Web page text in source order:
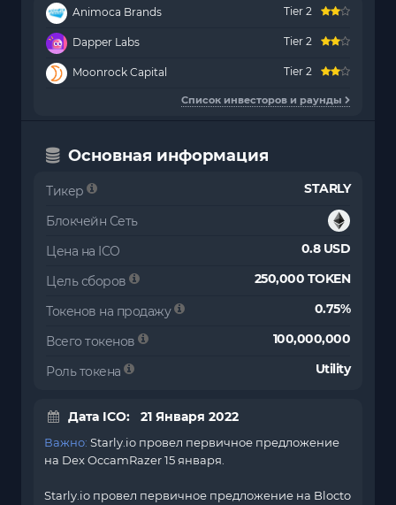
Animoca Brands Tier 2
Dapper Labs Tier 2
Moonrock Capital Tier 2
Список инвесторов и раунды
Основная информация
Тикер STARLY
Блокчейн Сеть
Цена на ICO
0.8 USD
Цель сборов 250,000 TOKEN
Токенов на продажу 0.75%
Всего токенов 100,000,000
Роль токена Utility
Дата ICO: 21 Января 2022
Важно: Starly.io провел первичное предложение
на Dex OccamRazer 15 января.
Starly.io провел первичное предложение на Blocto